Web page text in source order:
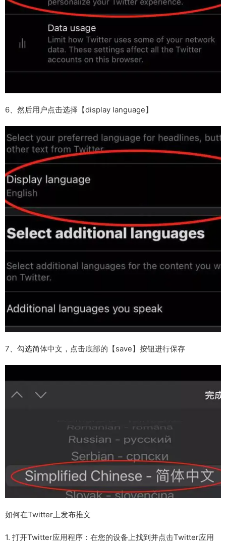
6、然后用户点击选择【display language】
7、勾选简体中文，点击底部的【save】按钮进行保存
如何在Twitter上发布推文
1. 打开Twitter应用程序：在您的设备上找到并点击Twitter应用